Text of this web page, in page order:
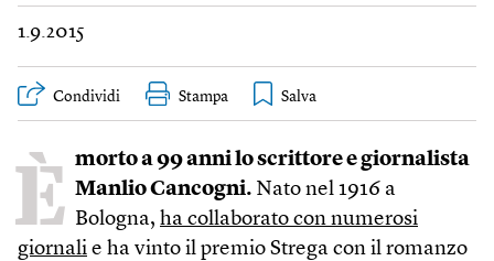
1.9.2015
Condividi Stampa
È morto a 99 anni lo scrittore e giornalista
Manlio Cancogni. Nato nel 1916 a
Bologna, ha collaborato con numerosi
giornali e ha vinto il premio Strega con il romanzo